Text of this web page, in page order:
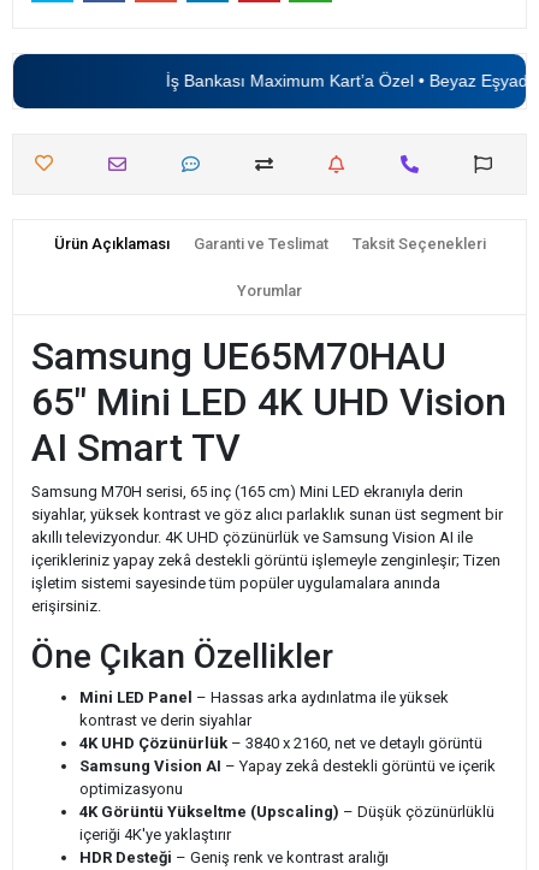
İş Bankası Maximum Kart’a Özel • Beyaz Eşyada6
Ürün Açıklaması Garanti ve Teslimat Taksit Seçenekleri
Yorumlar
Samsung UE65M70HAU
65" Mini LED 4K UHD Vision
AI Smart TV
Samsung M70H serisi, 65 inç (165 cm) Mini LED ekranıyla derin
siyahlar, yüksek kontrast ve göz alıcı parlaklık sunan üst segment bir
akıllı televizyondur. 4K UHD çözünürlük ve Samsung Vision AI ile
içerikleriniz yapay zekâ destekli görüntü işlemeyle zenginleşir; Tizen
işletim sistemi sayesinde tüm popüler uygulamalara anında
erişirsiniz.
Öne Çıkan Özellikler
Mini LED Panel – Hassas arka aydınlatma ile yüksek
kontrast ve derin siyahlar
4K UHD Çözünürlük – 3840 x 2160, net ve detaylı görüntü
Samsung Vision AI – Yapay zekâ destekli görüntü ve içerik
optimizasyonu
4K Görüntü Yükseltme (Upscaling) – Düşük çözünürlüklü
içeriği 4K'ye yaklaştırır
HDR Desteği – Geniş renk ve kontrast aralığı